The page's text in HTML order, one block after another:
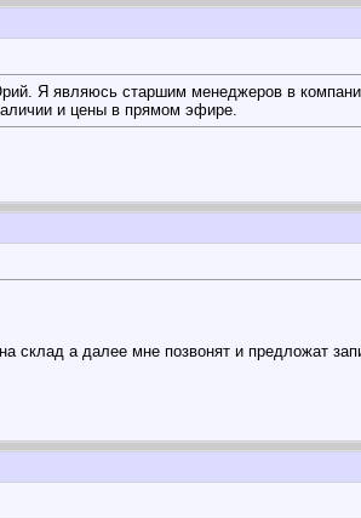
Я являюсь старшим менеджеров в
и цены в прямом эфире.
склад а далее мне позвонят и предложат